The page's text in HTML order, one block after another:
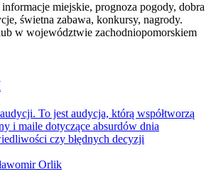
miejskie, prognoza pogody, dobra
świetna zabawa, konkursy, nagrody.
w województwie zachodniopomorskiem
To jest audycja, którą współtworzą
i maile dotyczące absurdów dnia
czy błędnych decyzji
Orlik